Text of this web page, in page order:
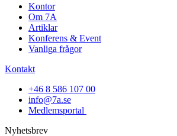
Kontor
Om 7A
Artiklar
Konferens & Event
Vanliga frågor
Kontakt
+46 8 586 107 00
info@7a.se
Medlemsportal
Nyhetsbrev